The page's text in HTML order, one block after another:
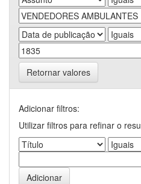
Retornar valores
Adicionar filtros:
Utilizar filtros para refinar o